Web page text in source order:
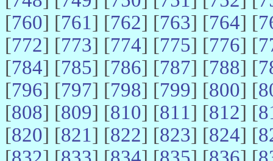
[760] [761] [762] [763] [764] [
[772] [773] [774] [775] [776] [
[784] [785] [786] [787] [788] [
[796] [797] [798] [799] [800] [
[808] [809] [810] [811] [812] [
[820] [821] [822] [823] [824] [